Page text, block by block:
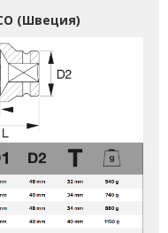
(Швеция)